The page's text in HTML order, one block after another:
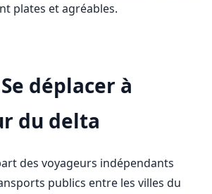
plates et agréables.
déplacer à
du delta
des voyageurs indépendants
publics entre les villes du